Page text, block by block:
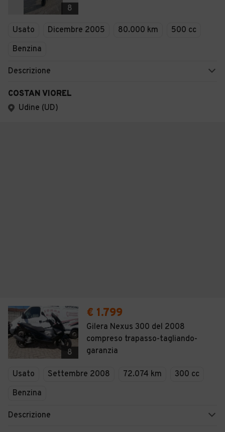
8
Usato Dicembre 2005 80.000 km
500 cc
Benzina
Descrizione
COSTAN VIOREL
Udine (UD)
8
€ 1.799
Gilera Nexus 300 del 2008
compreso trapasso-tagliando-
garanzia
Usato Settembre 2008 72.074 km
300 cc
Benzina
Descrizione